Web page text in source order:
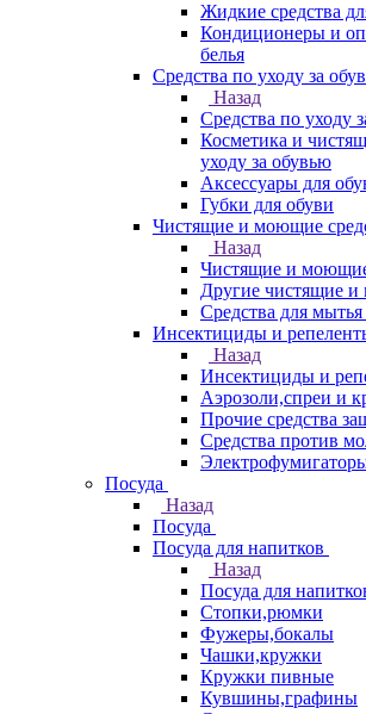
Жидкие средства
Кондиционеры и
белья
Средства по уходу за
Назад
Средства по уходу
Косметика и
уходу за обувью
Аксессуары для
Губки для обуви
Чистящие и моющие
Назад
Чистящие и моющие
Другие чистящие и
Средства для мытья
Инсектициды и
Назад
Инсектициды и
Аэрозоли,спреи и
Прочие средства
Средства против
Посуда
Назад
Посуда
Посуда для напитков
Назад
Посуда для
Стопки,рюмки
Фужеры,бокалы
Чашки,кружки
Кружки пивные
Кувшины,графины